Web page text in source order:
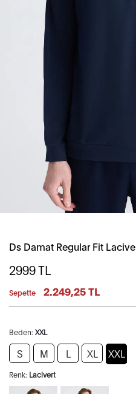
Ds Damat Regular Fit
2999TL
Sepette 2.249,25 TL
Beden: XXL
S M L XL XXL
Renk: Lacivert